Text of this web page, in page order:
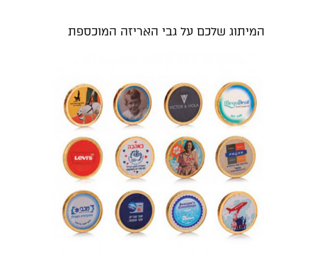
המיתוג שלכם על גבי האריזה המוכספת